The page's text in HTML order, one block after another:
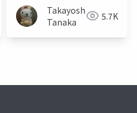
Takayoshi
Tanaka
5.7K